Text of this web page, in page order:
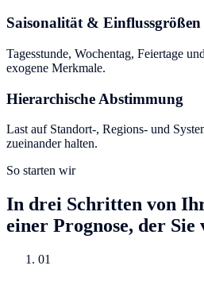
Saisonalität & Einflussgrößen
Tagesstunde, Wochentag, Feiertage
exogene Merkmale.
Hierarchische Abstimmung
Last auf Standort-, Regions- und
zueinander halten.
So starten wir
In drei Schritten von
einer Prognose, der Sie
01